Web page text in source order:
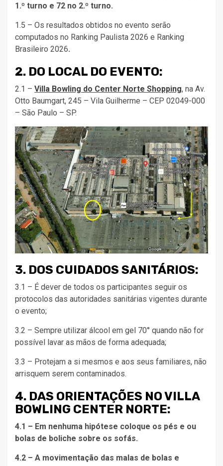
1.º turno e 72 no 2.º turno.
1.5 – Os resultados obtidos no evento serão
computados no Ranking Paulista 2026 e Ranking
Brasileiro 2026.
2. DO LOCAL DO EVENTO:
2.1 – Villa Bowling do Center Norte Shopping, na Av.
Otto Baumgart, 245 – Vila Guilherme – CEP 02049-000
– São Paulo – SP.
3. DOS CUIDADOS SANITÁRIOS:
3.1 – É dever de todos os participantes seguir os
protocolos das autoridades sanitárias vigentes durante
o evento;
3.2 – Sempre utilizar álcool em gel 70° quando não for
possível lavar as mãos de forma adequada;
3.3 – Protejam a si mesmos e aos seus familiares, não
arrisquem serem contaminados.
4. DAS ORIENTAÇÕES NO VILLA
BOWLING CENTER NORTE:
4.1 – Em nenhuma hipótese coloque os pés e ou
bolas de boliche sobre os sofás.
4.2 – A movimentação das malas de bolas e